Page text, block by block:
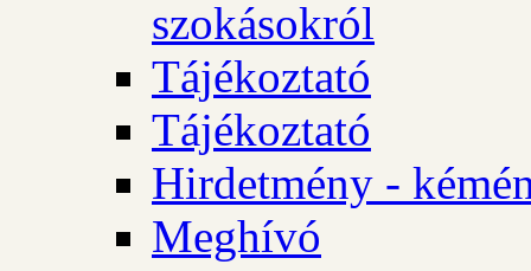
szokásokról
Tájékoztató
Tájékoztató
Hirdetmény -
Meghívó